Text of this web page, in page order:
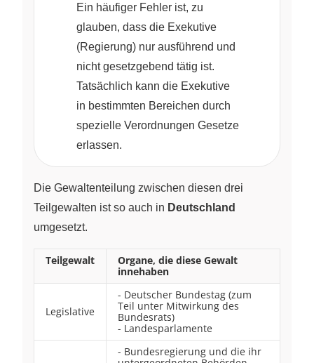
Ein häufiger Fehler ist, zu
glauben, dass die Exekutive
(Regierung) nur ausführend und
nicht gesetzgebend tätig ist.
Tatsächlich kann die Exekutive
in bestimmten Bereichen durch
spezielle Verordnungen Gesetze
erlassen.
Die Gewaltenteilung zwischen diesen drei
Teilgewalten ist so auch in Deutschland
umgesetzt.
Teilgewalt
Organe, die diese Gewalt
innehaben
Legislative
- Deutscher Bundestag (zum
Teil unter Mitwirkung des
Bundesrats)
- Landesparlamente
- Bundesregierung und die ihr